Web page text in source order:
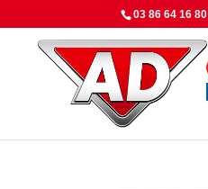
Panneau de gestion des cookies
03 86 64 16 80